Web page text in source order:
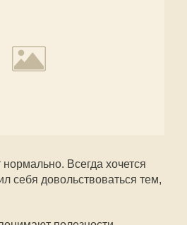
Всегда хочется
себя довольствоваться тем,